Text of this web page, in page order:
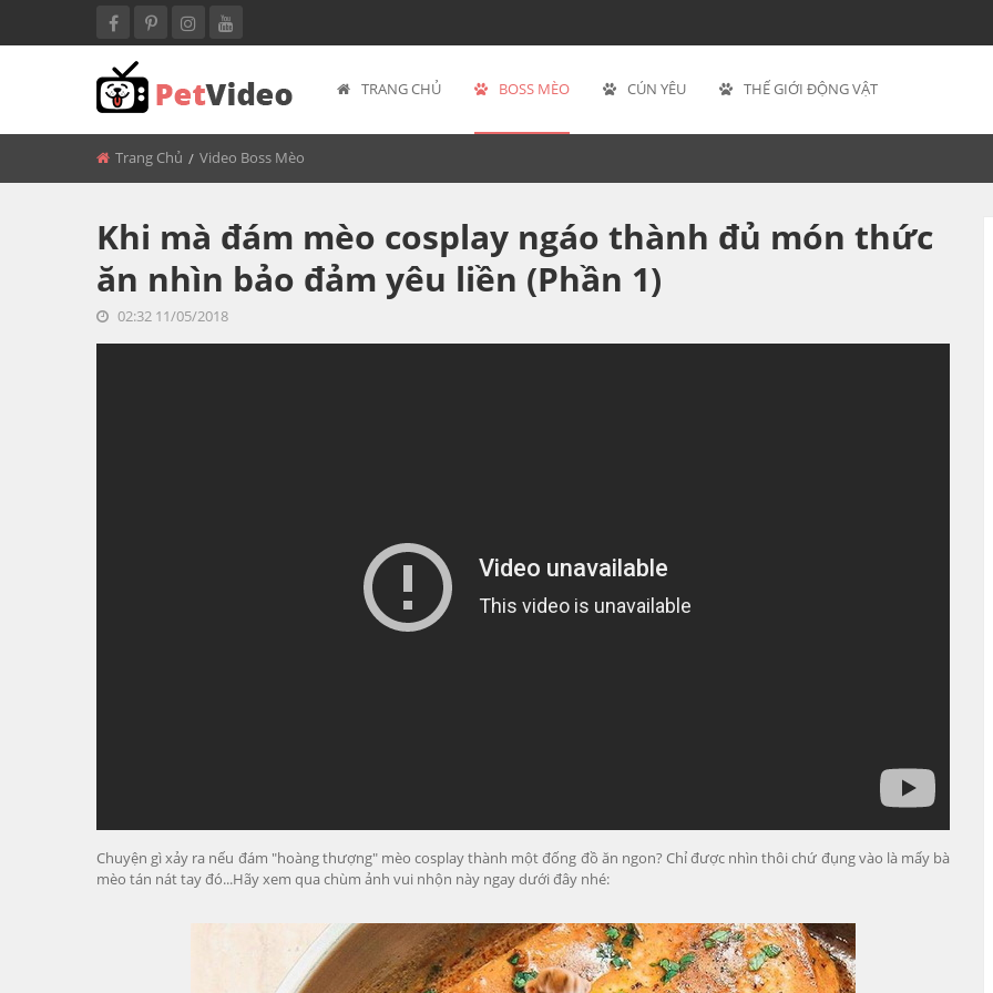
MÈO BÉO
TRANG CHỦ BOSS MÈO CÚN YÊU THẾ GIỚI ĐỘNG VẬT
Trang Chủ Video Boss Mèo
Khi mà đám mèo cosplay ngáo thành đủ món thức
ăn nhìn bảo đảm yêu liền (Phần 1)
02:32 11/05/2018
Chuyện gì xảy ra nếu đám "hoàng thượng" mèo cosplay thành một đống đồ ăn ngon? Chỉ được nhìn thôi chứ đụng vào là mấy bà
mèo tán nát tay đó...Hãy xem qua chùm ảnh vui nhộn này ngay dưới đây nhé: